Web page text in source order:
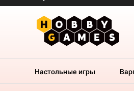
Настольные игры